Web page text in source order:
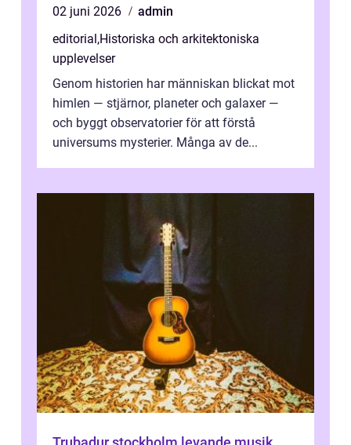
02 juni 2026
admin
editorial ,Historiska och arkitektoniska
upplevelser
Genom historien har människan blickat mot
himlen — stjärnor, planeter och galaxer —
och byggt observatorier för att förstå
universums mysterier. Många av de...